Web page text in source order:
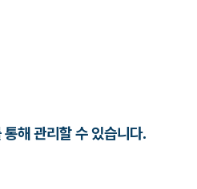
해 관리할 수 있습니다.